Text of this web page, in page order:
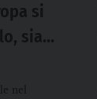
si
siamo
nel